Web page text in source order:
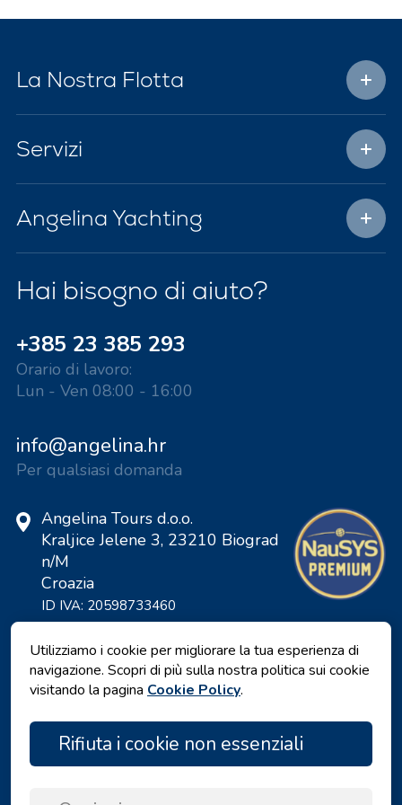
La Nostra Flotta
Servizi
Angelina Yachting
Hai bisogno di aiuto?
+385 23 385 293
Orario di lavoro:
Lun - Ven 08:00 - 16:00
info@angelina.hr
Per qualsiasi domanda
Angelina Tours d.o.o.
Kraljice Jelene 3, 23210 Biograd
n/M
Croazia
ID IVA: 20598733460
ID: HR-AB-23-060130534, MB:
0650676
Utilizziamo i cookie per migliorare la tua esperienza di
navigazione. Scopri di più sulla nostra politica sui cookie
visitando la pagina Cookie Policy.
Rifiuta i cookie non essenziali